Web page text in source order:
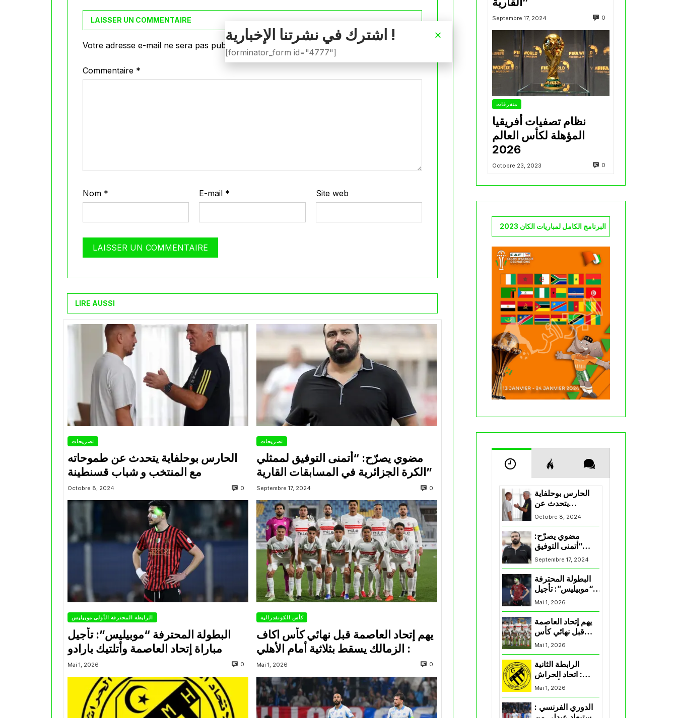
LAISSER UN COMMENTAIRE
Votre adresse e-mail ne sera pas publiée. Les champs obligatoires sont indiqués avec
Commentaire *
Nom * E-mail * Site web
LIRE AUSSI
تصريحات
الحارس بوحلفاية يتحدث عن طموحاته
مع المنتخب و شباب قسنطينة
Octobre 8, 2024 0
تصريحات
مضوي يصرّح: “أتمنى التوفيق لممثلي
الكرة الجزائرية في المسابقات القارية”
Septembre 17, 2024 0
الرابطة المحترفة الأولى موبيليس
البطولة المحترفة “موبيليس”: تأجيل
مباراة إتحاد العاصمة وأتلتيك بارادو
Mai 1, 2026 0
كأس الكونفدرالية
يهم إتحاد العاصمة قبل نهائي كأس اكاف
Mai 1, 2026 0
Septembre 17, 2024 0
متفرقات
نظام تصفيات أفريقيا
المؤهلة لكأس العالم
2026
Octobre 23, 2023 0
البرنامج الكامل لمباريات الكان 2023
الحارس بوحلفاية
يتحدث عن
طموحاته مع
المنتخب و شباب
قسنطينة
Octobre 8, 2024
مضوي يصرّح:
“أتمنى التوفيق
لممثلي الكرة
الجزائرية في
Septembre 17, 2024
البطولة المحترفة
“موبيليس”: تأجيل
مباراة إتحاد
العاصمة وأتلتيك
بارادو
Mai 1, 2026
يهم إتحاد العاصمة
قبل نهائي كأس
اكاف : الزمالك
يسقط بثلاثية أمام
Mai 1, 2026
الرابطة الثانية
: اتحاد الحراش
يحسم التأهل إلى
“البلاي أوف”
Mai 1, 2026
الدوري الفرنسي :
اشترك في نشرتنا الإخبارية !
[forminator_form id="4777"]